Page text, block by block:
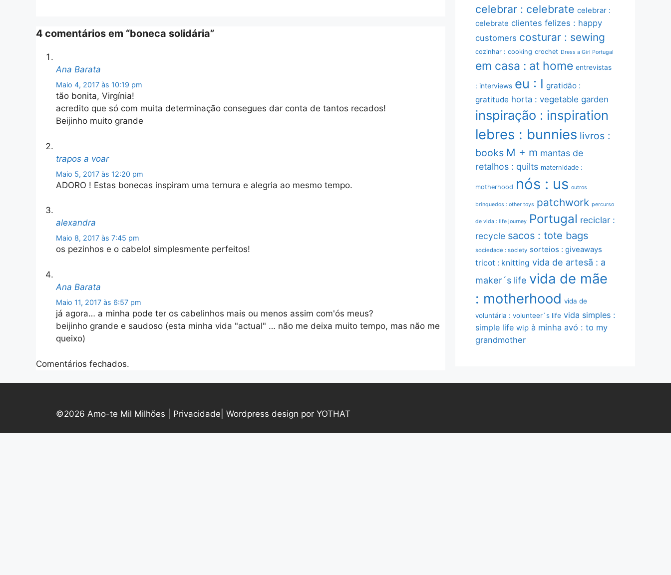
4 comentários em “boneca solidária”
Ana Barata
Maio 4, 2017 às 10:19 pm
tão bonita, Virgínia!
acredito que só com muita determinação consegues dar conta de tantos recados!
Beijinho muito grande
trapos a voar
Maio 5, 2017 às 12:20 pm
ADORO ! Estas bonecas inspiram uma ternura e alegria ao mesmo tempo.
alexandra
Maio 8, 2017 às 7:45 pm
os pezinhos e o cabelo! simplesmente perfeitos!
Ana Barata
Maio 11, 2017 às 6:57 pm
já agora… a minha pode ter os cabelinhos mais ou menos assim com'ós meus?
beijinho grande e saudoso (esta minha vida "actual" … não me deixa muito tempo, mas não me
queixo)
Comentários fechados.
celebrar : celebrate celebrar :
celebrate clientes felizes : happy
customers costurar : sewing
cozinhar : cooking crochet Dress a Girl Portugal
em casa : at home entrevistas
: interviews eu : I gratidão :
gratitude horta : vegetable garden
inspiração : inspiration
lebres : bunnies livros :
books M + m mantas de
retalhos : quilts maternidade :
motherhood nós : us outros
brinquedos : other toys patchwork percurso
de vida : life journey Portugal reciclar :
recycle sacos : tote bags
sociedade : society sorteios : giveaways
tricot : knitting vida de artesã : a
maker´s life vida de mãe
: motherhood vida de
voluntária : volunteer´s life vida simples :
simple life wip à minha avó : to my
grandmother
©2026 Amo-te Mil Milhões | Privacidade Wordpress design por YOTHAT